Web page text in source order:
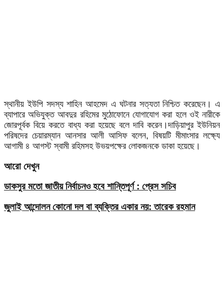
স্থানীয় ইউপি সদস্য শাহিন আহমেদ এ ঘটনার সত্যতা নিশ্চিত করেছেন। এ
ব্যাপারে অভিযুক্ত আবদুর রহিমের মুঠোফোনে যোগাযোগ করা হলে ওই নারীকে
জোরপূর্বক বিয়ে করতে বাধ্য করা হয়েছে বলে দাবি করেন।দাড়িয়াপুর ইউনিয়ন
পরিষদের চেয়ারম্যান আনসার আলী আসিফ বলেন, বিষয়টি মীমাংসার লক্ষ্যে
আগামী ৪ আগস্ট স্বামী রহিমসহ উভয়পক্ষের লোকজনকে ডাকা হয়েছে।
আরো দেখুন
ডাকসুর মতো জাতীয় নির্বাচনও হবে শান্তিপূর্ণ : প্রেস সচিব
জুলাই আন্দোলন কোনো দল বা ব্যক্তির একার নয়: তারেক রহমান